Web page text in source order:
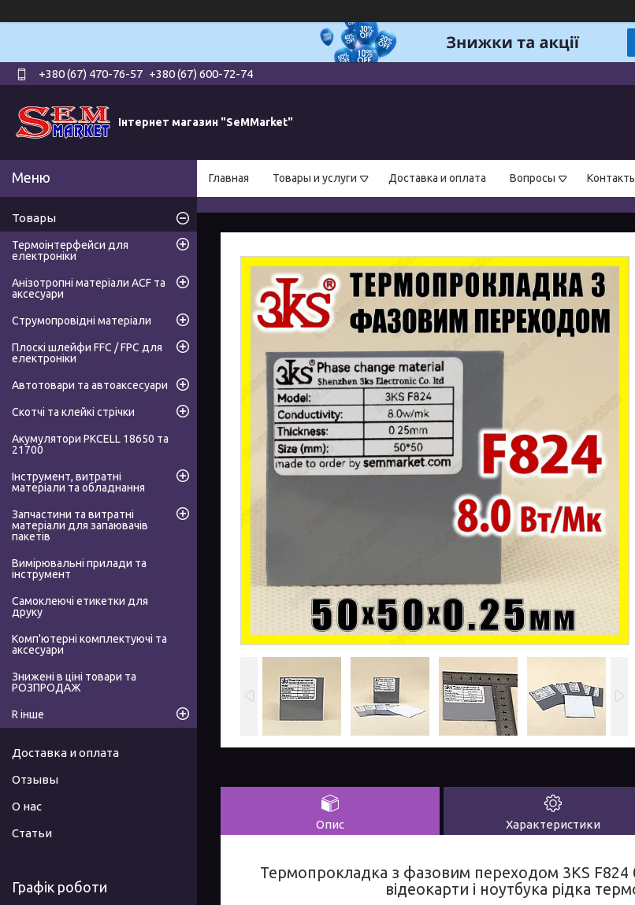
+380 (67) 470-76-57 +380 (67) 600-72-74
Інтернет магазин "SeMMarket"
Главная Товары и услуги Доставка и оплата Вопросы
Опис Характеристики
Термопрокладка з фазовим переходом 3KS F824
відеокарти і ноутбука рідка
Товары
Термоінтерфейси для
електроніки
Анізотропні матеріали ACF та
аксесуари
Струмопровідні матеріали
Плоскі шлейфи FFC / FPC для
електроніки
Автотовари та автоаксесуари
Скотчі та клейкі стрічки
Акумулятори PKCELL 18650 та
21700
Інструмент, витратні
матеріали та обладнання
Запчастини та витратні
матеріали для запаювачів
пакетів
Вимірювальні прилади та
інструмент
Самоклеючі етикетки для
друку
Комп'ютерні комплектуючі та
аксесуари
Знижені в ціні товари та
РОЗПРОДАЖ
R інше
Доставка и оплата
Отзывы
О нас
Статьи
Графік роботи